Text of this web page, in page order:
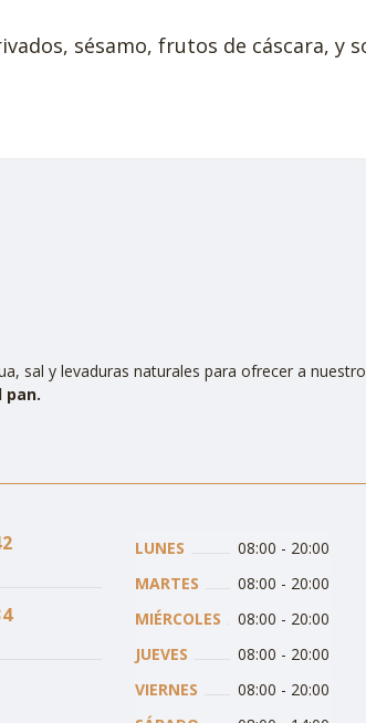
sésamo, frutos de cáscara, y
sal y levaduras naturales para ofrecer a
pan.
LUNES 08:00 - 20:00
MARTES
08:00 - 20:00
MIÉRCOLES
08:00 - 20:00
JUEVES
08:00 - 20:00
VIERNES
08:00 - 20:00